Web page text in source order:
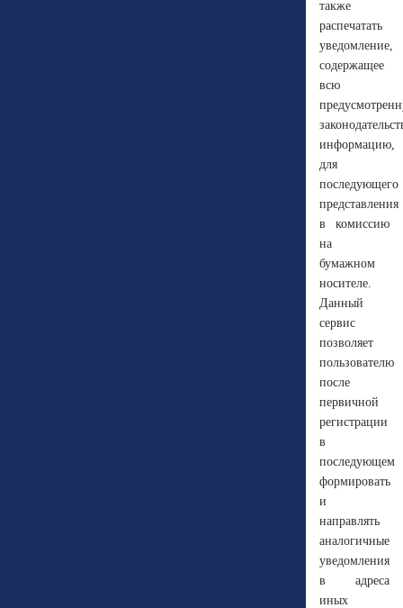
также
распечатать
уведомление,
содержащее
всю
информацию,
для
последующего
представления
в комиссию
на
бумажном
носителе.
Данный
сервис
позволяет
пользователю
после
первичной
регистрации
в
последующем
формировать
и
направлять
аналогичные
уведомления
в адреса
иных